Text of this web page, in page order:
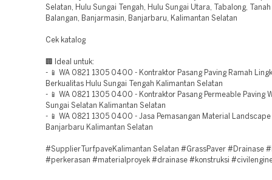
Selatan, Hulu Sungai Tengah, Hulu Sungai Utara, Tabalong,
Balangan, Banjarmasin, Banjarbaru, Kalimantan Selatan
Cek katalog
🏢 Ideal untuk:
- 📱 WA 0821 1305 0400 - Kontraktor Pasang Paving Ramah
Berkualitas Hulu Sungai Tengah Kalimantan Selatan
- 📱 WA 0821 1305 0400 - Kontraktor Pasang Permeable Paving
Sungai Selatan Kalimantan Selatan
- 📱 WA 0821 1305 0400 - Jasa Pemasangan Material Landscape
Banjarbaru Kalimantan Selatan
#SupplierTurfpaveKalimantan Selatan #GrassPaver #Drainase
#perkerasan #materialproyek #drainase #konstruksi